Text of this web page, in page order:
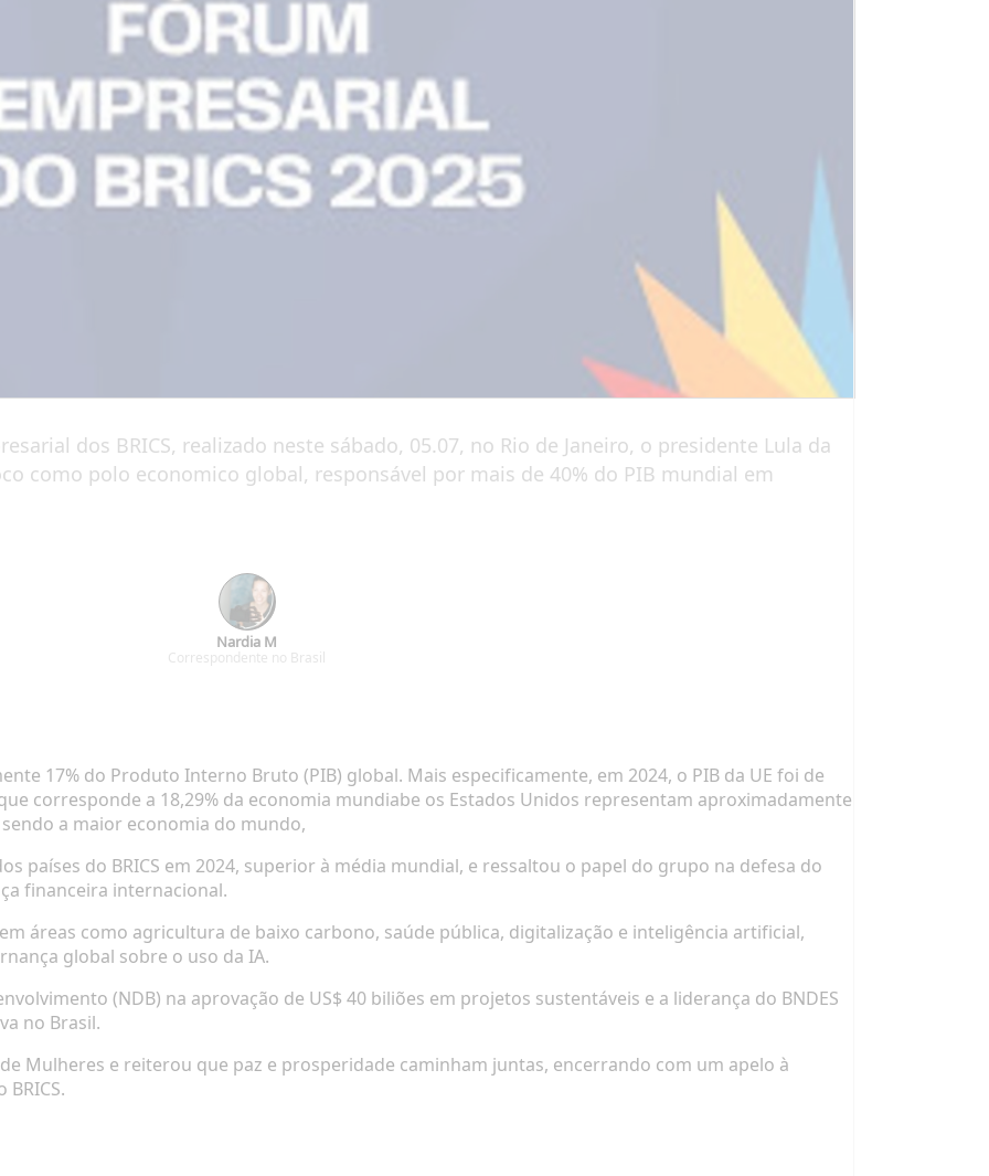
dos BRICS, realizado neste sábado, 05.07, no Rio de Janeiro, o presidente Lula da
como polo economico global, responsável por mais de 40% do PIB mundial em
Nardia M
Correspondente no Brasil
17% do Produto Interno Bruto (PIB) global. Mais especificamente, em 2024, o PIB da UE foi de
corresponde a 18,29% da economia mundiabe os Estados Unidos representam aproximadamente
a maior economia do mundo,
países do BRICS em 2024, superior à média mundial, e ressaltou o papel do grupo na defesa do
financeira internacional.
áreas como agricultura de baixo carbono, saúde pública, digitalização e inteligência artificial,
global sobre o uso da IA.
(NDB) na aprovação de US$ 40 biliões em projetos sustentáveis e a liderança do BNDES
no Brasil.
Mulheres e reiterou que paz e prosperidade caminham juntas, encerrando com um apelo à